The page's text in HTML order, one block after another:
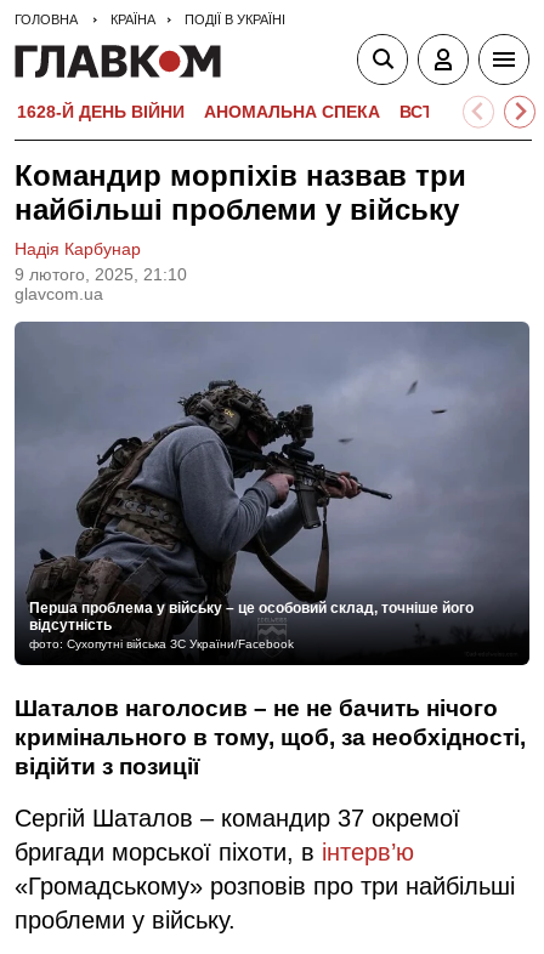
ГОЛОВНА КРАЇНА ПОДІЇ В УКРАЇНІ
1628-Й ДЕНЬ ВІЙНИ АНОМАЛЬНА СПЕКА ВСТУПНА
Командир морпіхів назвав три
найбільші проблеми у війську
9 лютого, 2025, 21:10
glavcom.ua
Надія Карбунар
Перша проблема у війську – це особовий склад, точніше його
відсутність
фото: Сухопутні війська ЗС України/Facebook
Шаталов наголосив – не не бачить нічого
кримінального в тому, щоб, за необхідності,
відійти з позиції
Сергій Шаталов – командир 37 окремої
бригади морської піхоти, в інтерв’ю
«Громадському» розповів про три найбільші
проблеми у війську.